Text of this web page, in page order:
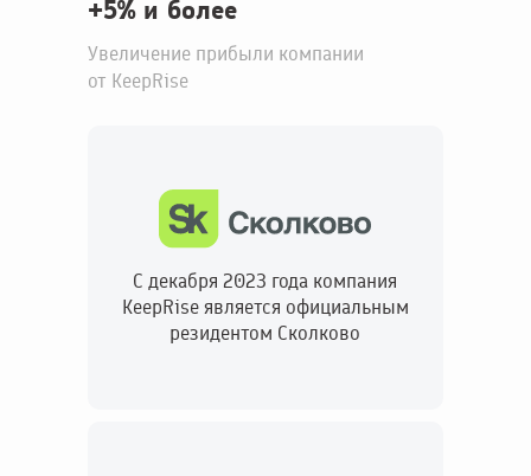
+5% и более
Увеличение прибыли компании
от KeepRise
С декабря 2023 года компания
KeepRise является официальным
резидентом Сколково